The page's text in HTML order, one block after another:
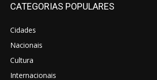
CATEGORIAS POPULARES
Cidades
Nacionais
Cultura
Internacionais